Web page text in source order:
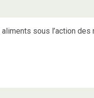
sous l’action des